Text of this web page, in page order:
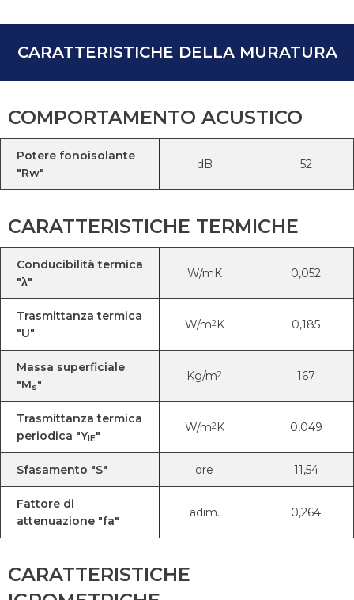
CARATTERISTICHE DELLA MURATURA
COMPORTAMENTO ACUSTICO
Potere fonoisolante
"Rw"
dB 52
CARATTERISTICHE TERMICHE
Conducibilità termica
"λ"
W/mK 0,052
Trasmittanza termica
"U"
W/m2K 0,185
Massa superficiale
"Ms"
Kg/m2 167
Trasmittanza termica
periodica "Y IE"
W/m2K 0,049
Sfasamento "S" ore 11,54
Fattore di
attenuazione "fa"
adim. 0,264
CARATTERISTICHE